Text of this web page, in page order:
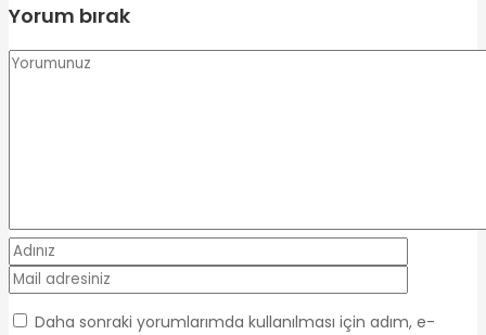
Yorum bırak
Daha sonraki yorumlarımda kullanılması için adım, e-